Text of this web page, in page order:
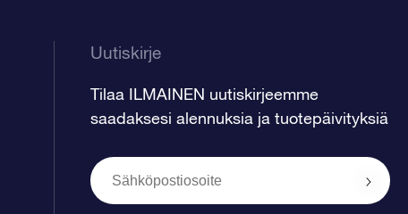
Uutiskirje
Tilaa ILMAINEN uutiskirjeemme
saadaksesi alennuksia ja tuotepäivityksiä